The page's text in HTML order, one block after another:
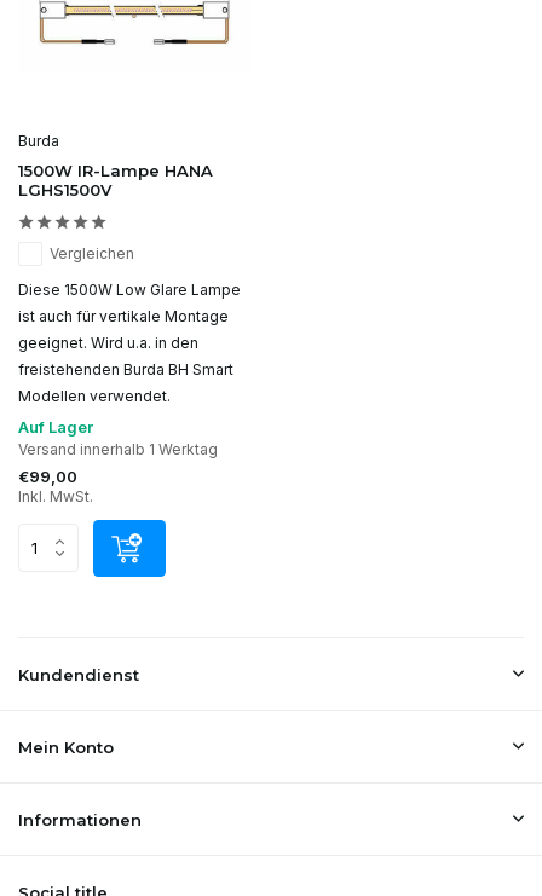
Burda
1500W IR-Lampe HANA
LGHS1500V
Vergleichen
Diese 1500W Low Glare Lampe
ist auch für vertikale Montage
geeignet. Wird u.a. in den
freistehenden Burda BH Smart
Modellen verwendet.
Auf Lager
Versand innerhalb 1 Werktag
€99,00
Inkl. MwSt.
Kundendienst
Mein Konto
Informationen
Social title